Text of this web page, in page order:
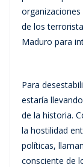
de los
Maduro para
Para
estaría
de la historia.
la hostilidad
políticas,
consciente de